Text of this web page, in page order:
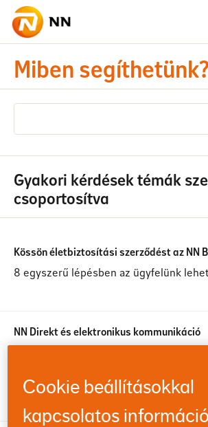
Ugrás a fő tartalomhoz
Gyakori kérdések
Miben
Gyakori kérdések témák
csoportosítva
Kössön életbiztosítási szerződést az NN
8 egyszerű lépésben az ügyfelünk
NN Direkt és elektronikus kommunikáció
ügyfélportálunk, kérjük, kattintson ide!
Cookie beállításokkal
kapcsolatos